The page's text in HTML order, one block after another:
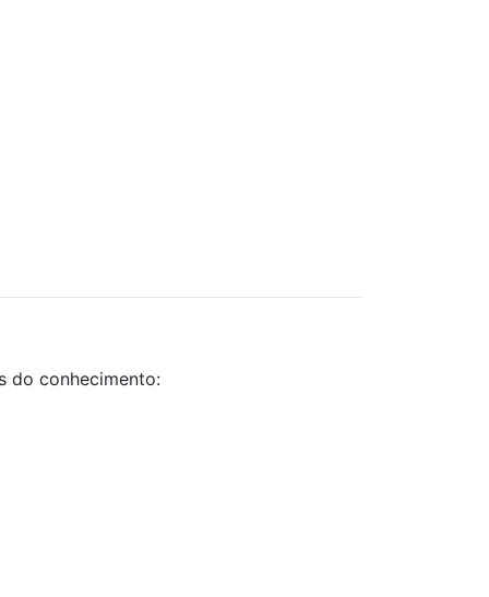
do conhecimento: